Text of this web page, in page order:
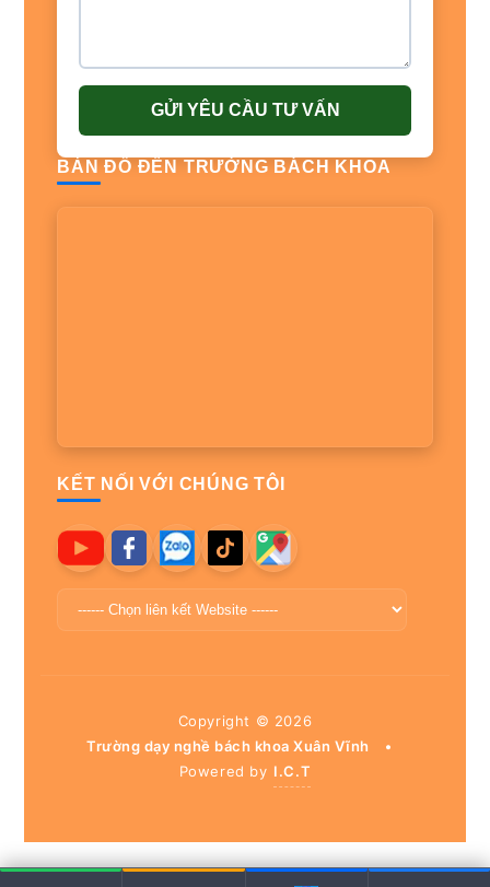
GỬI YÊU CẦU TƯ VẤN
BẢN ĐỒ ĐẾN TRƯỜNG BÁCH KHOA
KẾT NỐI VỚI CHÚNG TÔI
Copyright © 2026
Trường dạy nghề bách khoa Xuân Vĩnh
•
Powered by I.C.T